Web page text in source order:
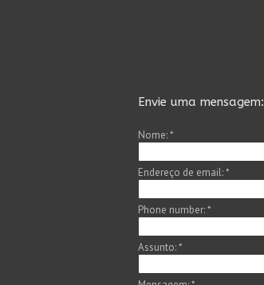
Envie uma mensagem:
Nome:*
Endereço de email:*
Phone number:*
Assunto:*